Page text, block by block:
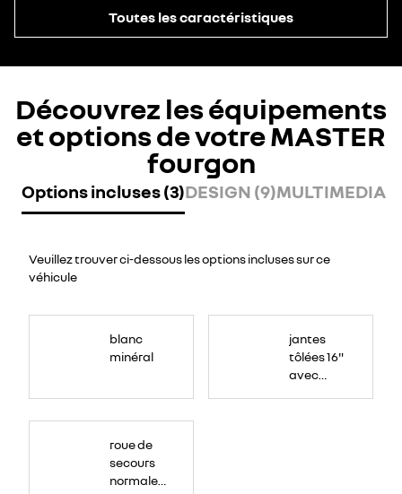
Toutes les caractéristiques
Découvrez les équipements
et options de votre MASTER
fourgon
Options incluses (3)DESIGN (9)MULTIMEDIA
Veuillez trouver ci-dessous les options incluses sur ce
véhicule
blanc
minéral
jantes
tôlées 16"
avec
roue de
secours
normale